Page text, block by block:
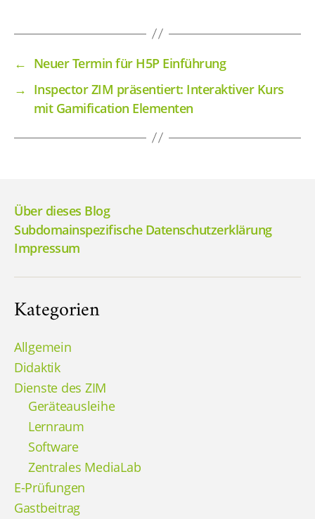
← Neuer Termin für H5P Einführung
→ Inspector ZIM präsentiert: Interaktiver Kurs
mit Gamification Elementen
Über dieses Blog
Subdomainspezifische Datenschutzerklärung
Impressum
Kategorien
Allgemein
Didaktik
Dienste des ZIM
Geräteausleihe
Lernraum
Software
Zentrales MediaLab
E-Prüfungen
Gastbeitrag